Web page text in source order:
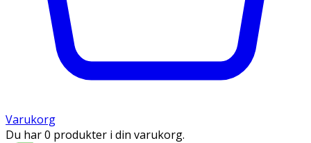
Varukorg
Du har 0 produkter i din varukorg.